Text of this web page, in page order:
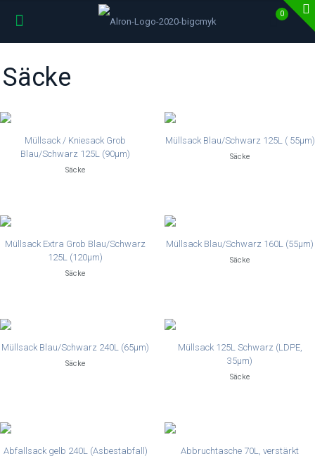
0
Säcke
Müllsack / Kniesack Grob
Blau/Schwarz 125L (90µm)
Säcke
Müllsack Blau/Schwarz 125L ( 55µm)
Säcke
Müllsack Extra Grob Blau/Schwarz
125L (120µm)
Säcke
Müllsack Blau/Schwarz 160L (55µm)
Säcke
Müllsack Blau/Schwarz 240L (65µm)
Säcke
Müllsack 125L Schwarz (LDPE,
35µm)
Säcke
Abfallsack gelb 240L (Asbestabfall) Abbruchtasche 70L, verstärkt